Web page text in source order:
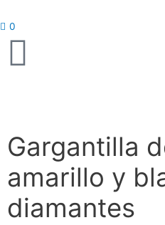
al
contenido
0
Gargantilla
amarillo y
diamantes